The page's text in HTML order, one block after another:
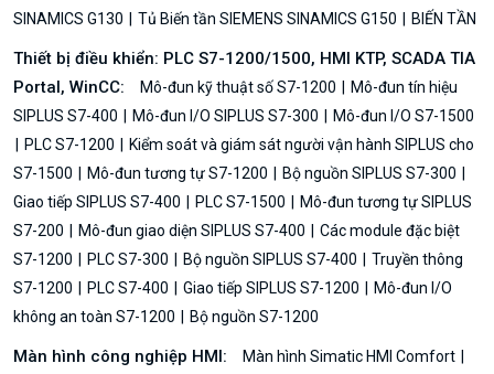
SINAMICS G130
Tủ Biến tần SIEMENS SINAMICS G150 BIẾN TẦN
Thiết bị điều khiển: PLC S7-1200/1500, HMI KTP, SCADA TIA
Portal, WinCC:
Mô-đun kỹ thuật số S7-1200
Mô-đun tín hiệu
SIPLUS S7-400
Mô-đun I/O SIPLUS S7-300
Mô-đun I/O S7-1500
PLC S7-1200
Kiểm soát và giám sát người vận hành SIPLUS cho
S7-1500
Mô-đun tương tự S7-1200
Bộ nguồn SIPLUS S7-300
Giao tiếp SIPLUS S7-400
PLC S7-1500
Mô-đun tương tự SIPLUS
S7-200
Mô-đun giao diện SIPLUS S7-400
Các module đặc biệt
S7-1200
PLC S7-300 Bộ nguồn SIPLUS S7-400
Truyền thông
S7-1200
PLC S7-400 Giao tiếp SIPLUS S7-1200
Mô-đun I/O
không an toàn S7-1200
Bộ nguồn S7-1200
Màn hình công nghiệp HMI:
Màn hình Simatic HMI Comfort